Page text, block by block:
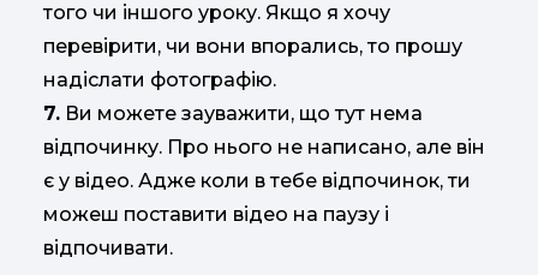
того чи іншого уроку. Якщо я хочу
перевірити, чи вони впорались, то прошу
надіслати фотографію.
7. Ви можете зауважити, що тут нема
відпочинку. Про нього не написано, але він
є у відео. Адже коли в тебе відпочинок, ти
можеш поставити відео на паузу і
відпочивати.